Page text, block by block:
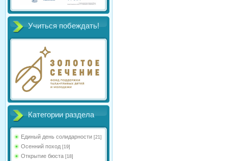
Учиться побеждать!
Категории раздела
Единый день солидарности [21]
Осенний поход [19]
Открытие бюста [18]